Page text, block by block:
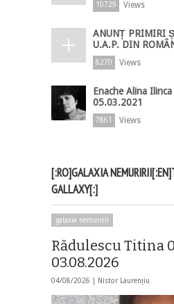
10729 Views
ANUNȚ PRIMIRI
U.A.P. DIN
8270 Views
Enache Alina
05.03.2021
7861 Views
[:RO]GALAXIA
GALLAXY[:]
galaxia nemuririi
Rădulescu Titina
03.08.2026
04/08/2026 | Nistor Laurențiu